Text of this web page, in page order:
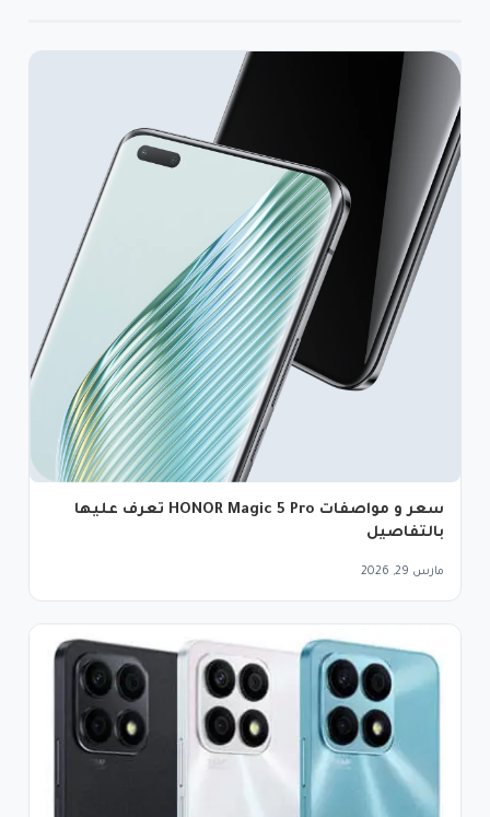
سعر و مواصفات HONOR Magic 5 Pro تعرف عليها
بالتفاصيل
مارس 29, 2026